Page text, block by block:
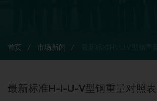
首页 市场新闻
最新标准H-I-U-V型钢重量对照表